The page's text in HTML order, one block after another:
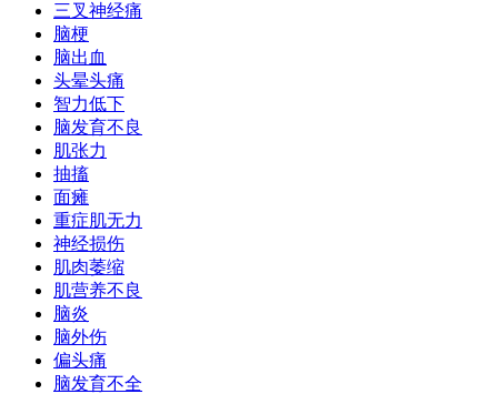
三叉神经痛
脑梗
脑出血
头晕头痛
智力低下
脑发育不良
肌张力
抽搐
面瘫
重症肌无力
神经损伤
肌肉萎缩
肌营养不良
脑炎
脑外伤
偏头痛
脑发育不全